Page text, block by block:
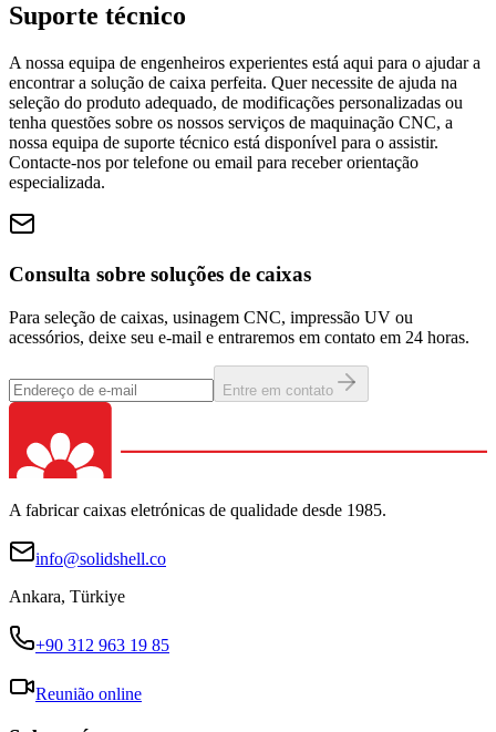
Suporte técnico
A nossa equipa de engenheiros experientes está aqui para o ajudar a
encontrar a solução de caixa perfeita. Quer necessite de ajuda na
seleção do produto adequado, de modificações personalizadas ou
tenha questões sobre os nossos serviços de maquinação CNC, a
nossa equipa de suporte técnico está disponível para o assistir.
Contacte-nos por telefone ou email para receber orientação
especializada.
Consulta sobre soluções de caixas
Para seleção de caixas, usinagem CNC, impressão UV ou
acessórios, deixe seu e-mail e entraremos em contato em 24 horas.
Entre em contato
A fabricar caixas eletrónicas de qualidade desde 1985.
info@solidshell.co
Ankara, Türkiye
+90 312 963 19 85
Reunião online